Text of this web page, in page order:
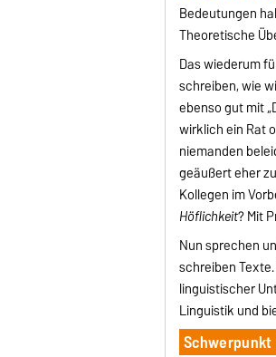
Bedeutungen
Theoretische
Das wiederum
schreiben, wie
ebenso gut mit
wirklich ein Rat
niemanden
geäußert eher
Kollegen im
Höflichkeit? Mit
Nun sprechen
schreiben
linguistischer
Linguistik und